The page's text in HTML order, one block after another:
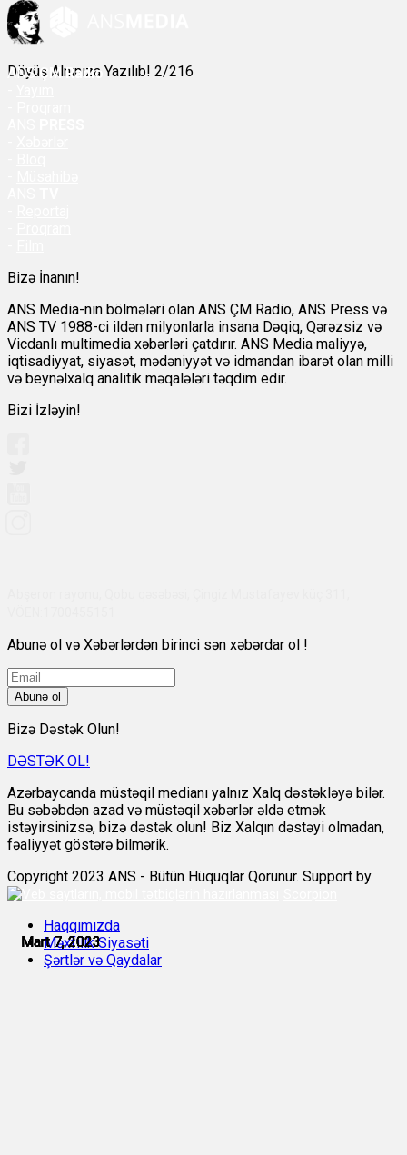
Mart 7, 2023
Mart 7, 2023
Mart 7, 2023
Mart 7, 2023
Mart 7, 2023
Mart 7, 2023
Döyüş Alnınıza Yazılıb! 2/216
ANSÇM Radio
Bizə İnanın!
ANS Media-nın bölmələri olan ANS ÇM Radio, ANS Press və
ANS TV 1988-ci ildən milyonlarla insana Dəqiq, Qərəzsiz və
Vicdanlı multimedia xəbərləri çatdırır. ANS Media maliyyə,
iqtisadiyyat, siyasət, mədəniyyət və idmandan ibarət olan milli
və beynəlxalq analitik məqalələri təqdim edir.
Bizi İzləyin!
Abunə ol və Xəbərlərdən birinci sən xəbərdar ol !
Abunə ol
Bizə Dəstək Olun!
DƏSTƏK OL!
Azərbaycanda müstəqil medianı yalnız Xalq dəstəkləyə bilər.
Bu səbəbdən azad və müstəqil xəbərlər əldə etmək
istəyirsinizsə, bizə dəstək olun! Biz Xalqın dəstəyi olmadan,
fəaliyyət göstərə bilmərik.
Copyright 2023 ANS - Bütün Hüquqlar Qorunur. Support by
Haqqımızda
Məxfilik Siyasəti
Şərtlər və Qaydalar